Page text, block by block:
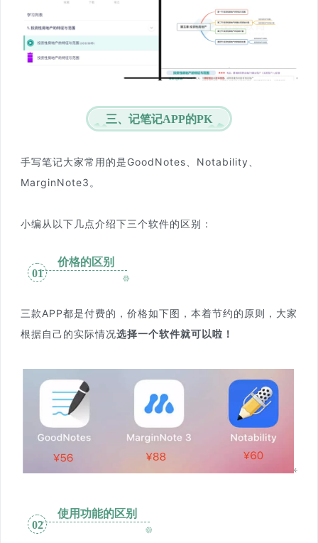
三、记笔记APP的PK
手写笔记大家常用的是GoodNotes、Notability、
MarginNote3。
小编从以下几点介绍下三个软件的区别：
01
价格的区别
三款APP都是付费的，价格如下图，本着节约的原则，大家
根据自己的实际情况选择一个软件就可以啦！
02
使用功能的区别